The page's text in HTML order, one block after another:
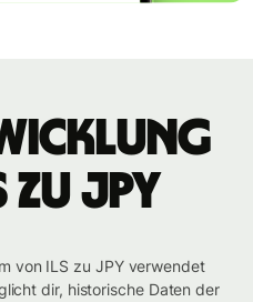
zu JPY
von ILS zu JPY verwendet
dir, historische Daten der